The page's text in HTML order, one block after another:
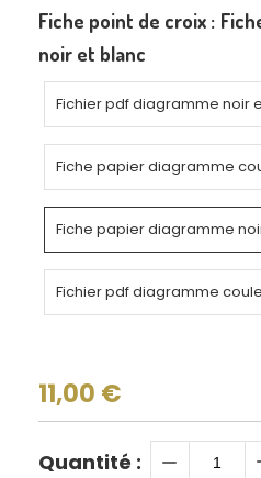
Fiche point de croix :
noir et blanc
Fichier pdf diagramme noir
Fiche papier diagramme
Fiche papier diagramme
Fichier pdf diagramme
11,00 €
Quantité :